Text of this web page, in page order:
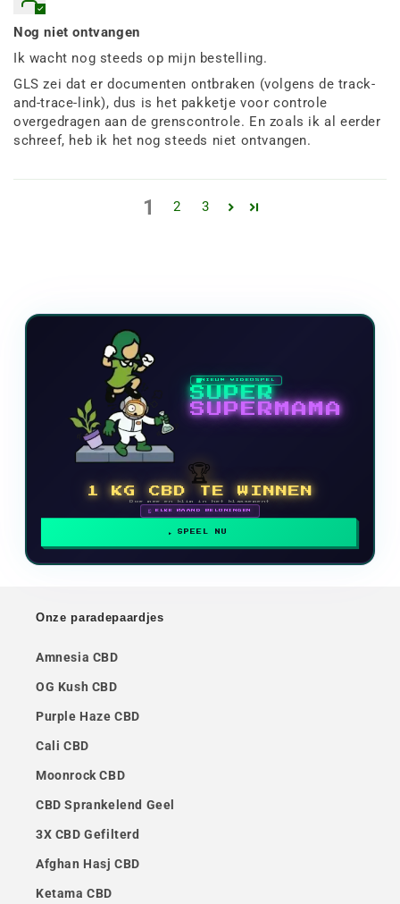
Nog niet ontvangen
Ik wacht nog steeds op mijn bestelling.
GLS zei dat er documenten ontbraken (volgens de track-
and-trace-link), dus is het pakketje voor controle
overgedragen aan de grenscontrole. En zoals ik al eerder
schreef, heb ik het nog steeds niet ontvangen.
1 2 3
NIEUW VIDEOSPEL
SUPER
SUPERMAMA
🏆
1 KG CBD TE WINNEN
Doe mee en klim in het klassement
🗓 ELKE MAAND BELONINGEN
SPEEL NU
Onze paradepaardjes
Amnesia CBD
OG Kush CBD
Purple Haze CBD
Cali CBD
Moonrock CBD
CBD Sprankelend Geel
3X CBD Gefilterd
Afghan Hasj CBD
Ketama CBD